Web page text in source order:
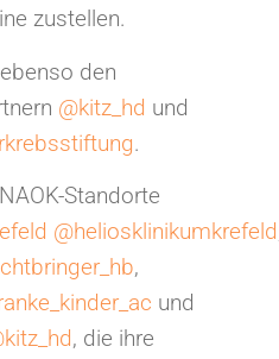
zustellen.
den
@kitz_hd und
.
Standorte
@heliosklinikumkrefeld
,
und
, die ihre